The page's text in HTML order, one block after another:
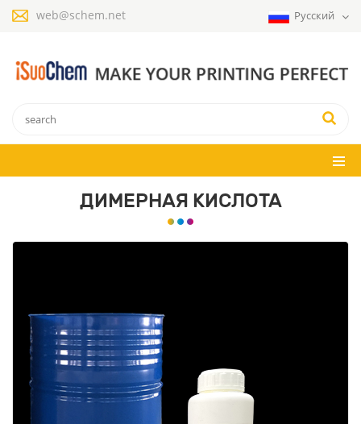
web@schem.net Русский
ДИМЕРНАЯ КИСЛОТА